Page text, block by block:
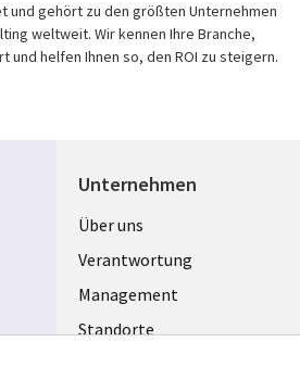
und gehört zu den größten Unternehmen
weltweit. Wir kennen Ihre Branche,
und helfen Ihnen so, den ROI zu steigern.
Unternehmen
Useful
links
GERMANY
Über uns
Verantwortung
Management
Standorte